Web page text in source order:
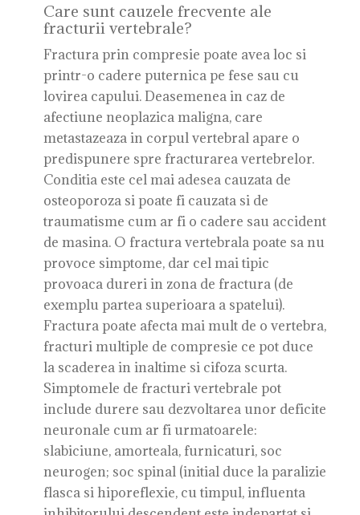
Care sunt cauzele frecvente ale
fracturii vertebrale?
Fractura prin compresie poate avea loc si
printr-o cadere puternica pe fese sau cu
lovirea capului. Deasemenea in caz de
afectiune neoplazica maligna, care
metastazeaza in corpul vertebral apare o
predispunere spre fracturarea vertebrelor.
Conditia este cel mai adesea cauzata de
osteoporoza si poate fi cauzata si de
traumatisme cum ar fi o cadere sau accident
de masina. O fractura vertebrala poate sa nu
provoce simptome, dar cel mai tipic
provoaca dureri in zona de fractura (de
exemplu partea superioara a spatelui).
Fractura poate afecta mai mult de o vertebra,
fracturi multiple de compresie ce pot duce
la scaderea in inaltime si cifoza scurta.
Simptomele de fracturi vertebrale pot
include durere sau dezvoltarea unor deficite
neuronale cum ar fi urmatoarele:
slabiciune, amorteala, furnicaturi, soc
neurogen; soc spinal (initial duce la paralizie
flasca si hiporeflexie, cu timpul, influenta